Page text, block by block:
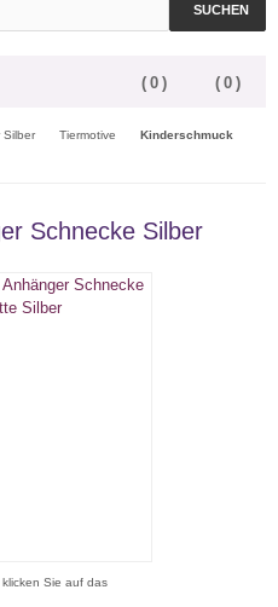
SUCHEN
( 0 )
( 0 )
Silber Tiermotive
Kinderschmuck
Schnecke Silber
Sie auf das